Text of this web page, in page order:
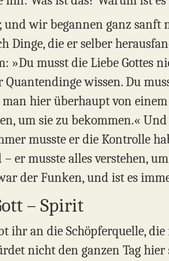
und wir begannen ganz sanft
die er selber
»Du musst die Liebe Gottes
wissen. Du
hier überhaupt von
um sie zu bekommen.«
musste er die Kontrolle
er musste alles verstehen,
der Funken, und ist es
– Spirit
ihr an die Schöpferquelle,
nicht den ganzen Tag